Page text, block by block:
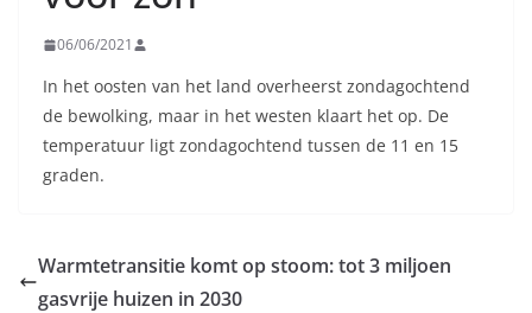
06/06/2021
In het oosten van het land overheerst zondagochtend
de bewolking, maar in het westen klaart het op. De
temperatuur ligt zondagochtend tussen de 11 en 15
graden.
Warmtetransitie komt op stoom: tot 3 miljoen
gasvrije huizen in 2030